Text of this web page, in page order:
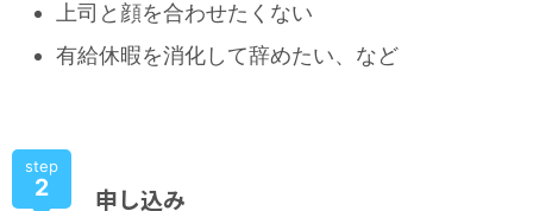
上司と顔を合わせたくない
有給休暇を消化して辞めたい、など
step
2 申し込み